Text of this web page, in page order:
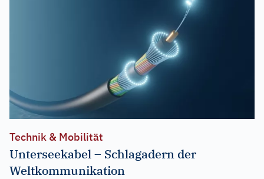
Technik & Mobilität
Unterseekabel – Schlagadern der
Weltkommunikation